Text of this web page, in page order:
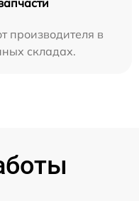
производителя в
складах.